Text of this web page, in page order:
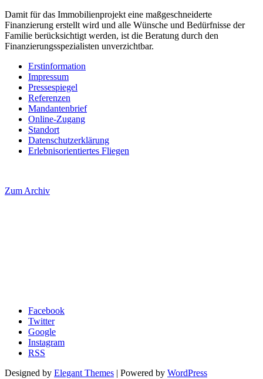
Damit für das Immobilienprojekt eine maßgeschneiderte
Finanzierung erstellt wird und alle Wünsche und Bedürfnisse der
Familie berücksichtigt werden, ist die Beratung durch den
Finanzierungsspezialisten unverzichtbar.
Erstinformation
Impressum
Pressespiegel
Referenzen
Mandantenbrief
Online-Zugang
Standort
Datenschutzerklärung
Erlebnisorientiertes Fliegen
Zum Archiv
Facebook
Twitter
Google
Instagram
RSS
Designed by Elegant Themes | Powered by WordPress